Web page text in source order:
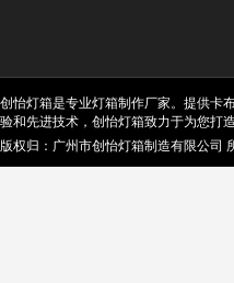
创怡灯箱是专业灯箱制作厂家。提供卡
验和先进技术，创怡灯箱致力于为您打
版权归：广州市创怡灯箱制造有限公司